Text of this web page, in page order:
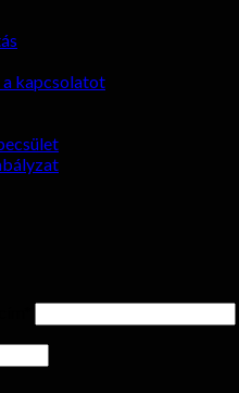
a kapcsolatot